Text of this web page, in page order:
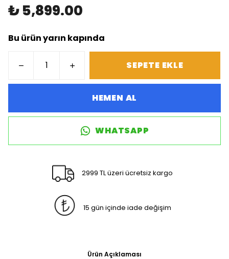
₺ 5,899.00
Bu ürün yarın kapında
SEPETE EKLE
HEMEN AL
WHATSAPP
2999 TL üzeri ücretsiz kargo
15 gün içinde iade değişim
Ürün Açıklaması